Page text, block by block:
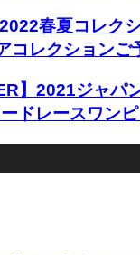
2022春夏コレク
コレクション
】2021ジャパ
ドレースワン